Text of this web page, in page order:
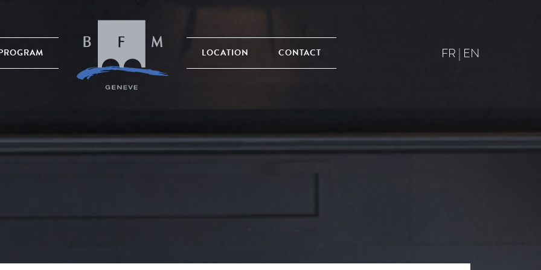
LOCATION CONTACT FR | EN